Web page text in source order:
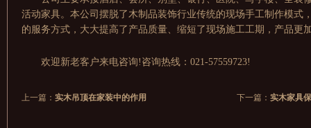
活动家具。本公司摆脱了木制品装饰行业传统的现场手工制作模式
的服务方式，大大提高了产品质量、缩短了现场施工工期，产品更
欢迎新老客户来电咨询!咨询热线：021-57559723!
下一篇： 实木家具
上一篇： 实木吊顶在家装中的作用